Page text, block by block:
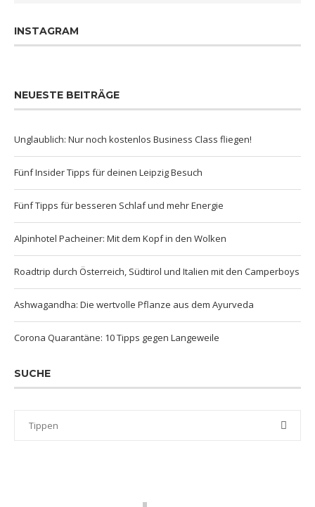
INSTAGRAM
NEUESTE BEITRÄGE
Unglaublich: Nur noch kostenlos Business Class fliegen!
Fünf Insider Tipps für deinen Leipzig Besuch
Fünf Tipps für besseren Schlaf und mehr Energie
Alpinhotel Pacheiner: Mit dem Kopf in den Wolken
Roadtrip durch Österreich, Südtirol und Italien mit den Camperboys
Ashwagandha: Die wertvolle Pflanze aus dem Ayurveda
Corona Quarantäne: 10 Tipps gegen Langeweile
SUCHE